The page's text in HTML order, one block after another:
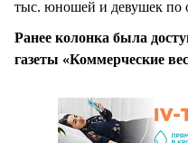
тыс. юношей и девушек по
Ранее колонка была
газеты «Коммерческие